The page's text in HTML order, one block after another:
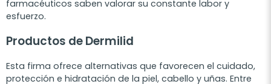
farmacéuticos saben valorar su constante labor y
esfuerzo.
Productos de Dermilid
Esta firma ofrece alternativas que favorecen el cuidado,
protección e hidratación de la piel, cabello y uñas. Entre